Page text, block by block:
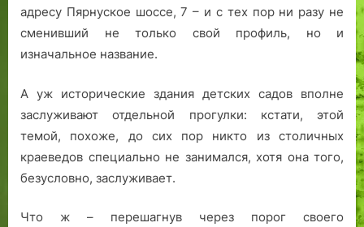
адресу Пярнуское шоссе, 7 – и с тех пор ни разу не
сменивший не только свой профиль, но и
изначальное название.
А уж исторические здания детских садов вполне
заслуживают отдельной прогулки: кстати, этой
темой, похоже, до сих пор никто из столичных
краеведов специально не занимался, хотя она того,
безусловно, заслуживает.
Что ж – перешагнув через порог своего